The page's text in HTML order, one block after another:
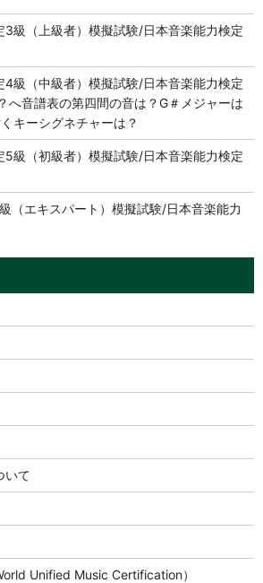
3級（上級者）模擬試験/日本音楽能力検定
4級（中級者）模擬試験/日本音楽能力検定
へ音譜表の第四間の音は？G＃メジャーは
キーシグネチャーは？
5級（初級者）模擬試験/日本音楽能力検定
（エキスパート）模擬試験/日本音楽能力
いて
Unified Music Certification）